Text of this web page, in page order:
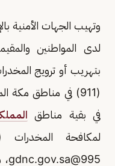
وتهيب الجهات الأمنية
لدى المواطنين
بتهريب أو ترويج
(911) في مناطق مكة المكرمة و
في بقية مناطق
لمكافحة المخدرات (995)، وعبر البريد
995@gdnc.gov.sa
،